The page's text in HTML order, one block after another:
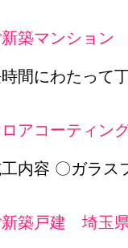
新築マンショ
間にわたって
アコーティン
内容 〇ガラス
新築戸建 埼玉